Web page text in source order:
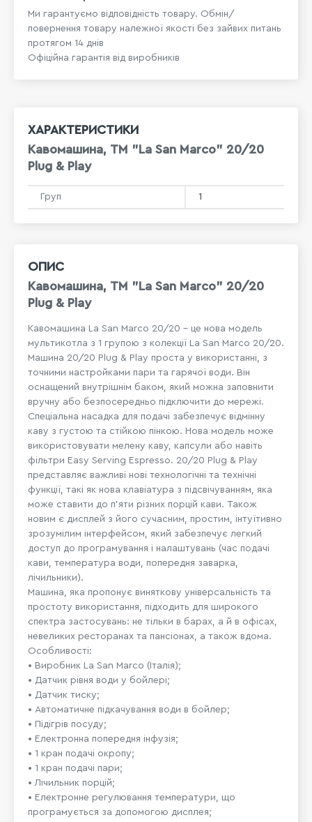
Ми гарантуємо відповідність товару. Обмін/
повернення товару належної якості без зайвих питань
протягом 14 днів
Офіційна гарантія від виробників
ОПИС
Кавомашина, TM "La San Marco" 20/20
Plug & Play
Кавомашина La San Marco 20/20 - це нова модель
мультикотла з 1 групою з колекції La San Marco 20/20.
Машина 20/20 Plug & Play проста у використанні, з
точними настройками пари та гарячої води. Він
оснащений внутрішнім баком, який можна заповнити
вручну або безпосередньо підключити до мережі.
Спеціальна насадка для подачі забезпечує відмінну
каву з густою та стійкою пінкою. Нова модель може
використовувати мелену каву, капсули або навіть
фільтри Easy Serving Espresso. 20/20 Plug & Play
представляє важливі нові технологічні та технічні
функції, такі як нова клавіатура з підсвічуванням, яка
може ставити до п'яти різних порцій кави. Також
новим є дисплей з його сучасним, простим, інтуїтивно
зрозумілим інтерфейсом, який забезпечує легкий
доступ до програмування і налаштувань (час подачі
кави, температура води, попередня заварка,
лічильники).
Машина, яка пропонує виняткову універсальність та
простоту використання, підходить для широкого
спектра застосувань: не тільки в барах, а й в офісах,
невеликих ресторанах та пансіонах, а також вдома.
Особливості:
• Виробник La San Marco (Італія);
• Датчик рівня води у бойлері;
• Датчик тиску;
• Автоматичне підкачування води в бойлер;
• Підігрів посуду;
• Електронна попередня інфузія;
• 1 кран подачі окропу;
• 1 кран подачі пари;
• Лічильник порцій;
• Електронне регулювання температури, що
програмується за допомогою дисплея;
ХАРАКТЕРИСТИКИ
Кавомашина, TM "La San Marco" 20/20
Plug & Play
Груп 1